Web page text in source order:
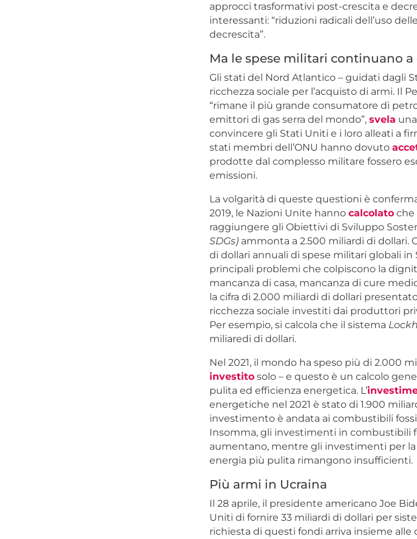
approcci trasformativi post-crescita e
interessanti: “riduzioni radicali dell’uso
decrescita”.
Ma le spese militari continuano a
Gli stati del Nord Atlantico – guidati dagli
ricchezza sociale per l’acquisto di armi. Il
“rimane il più grande consumatore di
emittori di gas serra del mondo”, svela
convincere gli Stati Uniti e i loro alleati a
stati membri dell’ONU hanno dovuto
prodotte dal complesso militare fossero
emissioni.
La volgarità di queste questioni è
2019, le Nazioni Unite hanno calcolatoche
raggiungere gli Obiettivi di Sviluppo
SDGs)ammonta a 2.500 miliardi di dollari.
di dollari annuali di spese militari globali
principali problemi che colpiscono la
mancanza di casa, mancanza di cure
la cifra di 2.000 miliardi di dollari
ricchezza sociale investiti dai produttori
Per esempio, si calcola che il sistema
miliaredi di dollari.
Nel 2021, il mondo ha speso più di 2.000
investitosolo – e questo è un calcolo
pulita ed efficienza energetica. L’
energetiche nel 2021 è stato di 1.900
investimento è andata ai combustibili
Insomma, gli investimenti in combustibili
aumentano, mentre gli investimenti per
energia più pulita rimangono insufficienti.
Più armi in Ucraina
Il 28 aprile, il presidente americano Joe
Uniti di fornire 33 miliardi di dollari per
richiesta di questi fondi arriva insieme